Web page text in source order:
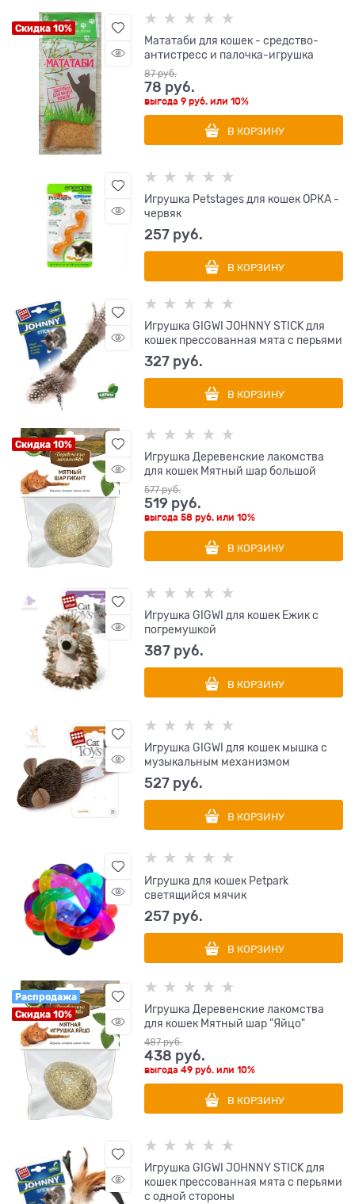
Скидка 10%
Мататаби для кошек - средство-
антистресс и палочка-игрушка
87 руб.
78 руб.
выгода9 руб. или10%
В КОРЗИНУ
Игрушка Petstages для кошек ОРКА -
червяк
257 руб.
В КОРЗИНУ
Игрушка GIGWI JOHNNY STICK для
кошек прессованная мята с перьями
327 руб.
В КОРЗИНУ
Скидка 10%
Игрушка Деревенские лакомства
для кошек Мятный шар большой
577 руб.
519 руб.
выгода58 руб. или10%
В КОРЗИНУ
Игрушка GIGWI для кошек Ежик с
погремушкой
387 руб.
В КОРЗИНУ
Игрушка GIGWI для кошек мышка с
музыкальным механизмом
527 руб.
В КОРЗИНУ
Игрушка для кошек Petpark
светящийся мячик
257 руб.
В КОРЗИНУ
Распродажа
Скидка 10%
Игрушка Деревенские лакомства
для кошек Мятный шар "Яйцо"
487 руб.
438 руб.
выгода49 руб. или10%
В КОРЗИНУ
Игрушка GIGWI JOHNNY STICK для
кошек прессованная мята с перьями
с одной стороны